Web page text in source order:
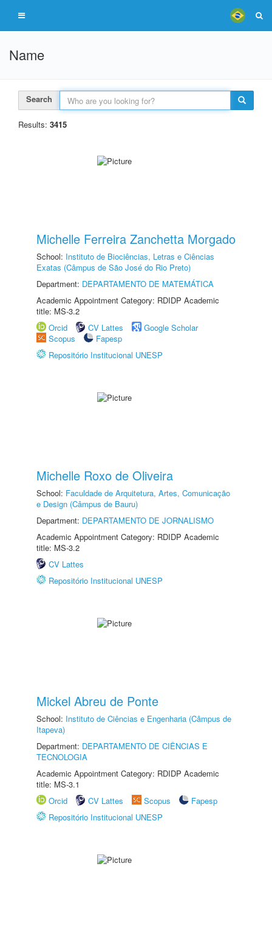
Name
Search
Results: 3415
Michelle Ferreira Zanchetta Morgado
School: Instituto de Biociências, Letras e Ciências
Exatas (Câmpus de São José do Rio Preto)
Department: DEPARTAMENTO DE MATEMÁTICA
Academic Appointment Category: RDIDP Academic
title: MS-3.2
Orcid
CV Lattes
Google Scholar
Scopus
Fapesp
Repositório Institucional UNESP
Michelle Roxo de Oliveira
School: Faculdade de Arquitetura, Artes, Comunicação
e Design (Câmpus de Bauru)
Department: DEPARTAMENTO DE JORNALISMO
Academic Appointment Category: RDIDP Academic
title: MS-3.2
CV Lattes
Repositório Institucional UNESP
Mickel Abreu de Ponte
School: Instituto de Ciências e Engenharia (Câmpus de
Itapeva)
Department: DEPARTAMENTO DE CIÊNCIAS E
TECNOLOGIA
Academic Appointment Category: RDIDP Academic
title: MS-3.1
Orcid
CV Lattes Scopus
Fapesp
Repositório Institucional UNESP